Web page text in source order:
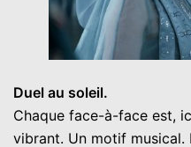
Duel au soleil.
Chaque face-à-face est,
vibrant. Un motif musical.